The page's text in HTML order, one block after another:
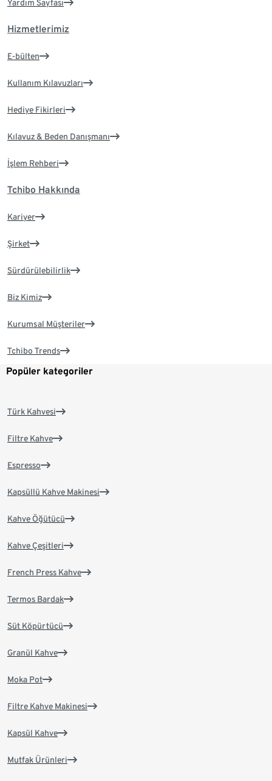
Yardım Sayfası
Hizmetlerimiz
E-bülten
Kullanım Kılavuzları
Hediye Fikirleri
Kılavuz & Beden Danışmanı
İşlem Rehberi
Tchibo Hakkında
Kariyer
Şirket
Sürdürülebilirlik
Biz Kimiz
Kurumsal Müşteriler
Tchibo Trends
Popüler kategoriler
Türk Kahvesi
Filtre Kahve
Espresso
Kapsüllü Kahve Makinesi
Kahve Öğütücü
Kahve Çeşitleri
French Press Kahve
Termos Bardak
Süt Köpürtücü
Granül Kahve
Moka Pot
Filtre Kahve Makinesi
Kapsül Kahve
Mutfak Ürünleri